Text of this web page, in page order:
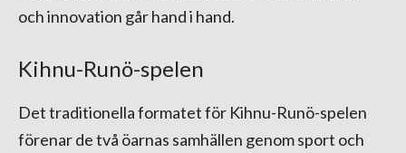
och innovation går hand i hand.
Kihnu-Runö-spelen
Det traditionella formatet för Kihnu-Runö-spelen
förenar de två öarnas samhällen genom sport och